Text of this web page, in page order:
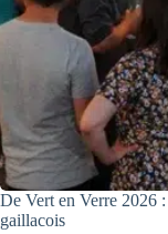
De Vert en Verre 2026
gaillacois